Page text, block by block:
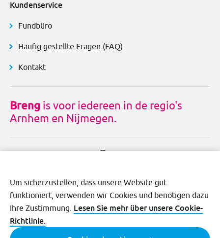
Kundenservice
Fundbüro
Häufig gestellte Fragen (FAQ)
Kontakt
Breng is voor iedereen in de regio's
Arnhem en Nijmegen.
Um sicherzustellen, dass unsere Website gut
funktioniert, verwenden wir Cookies und benötigen dazu
Ihre Zustimmung. Lesen Sie mehr über unsere Cookie-
Richtlinie.